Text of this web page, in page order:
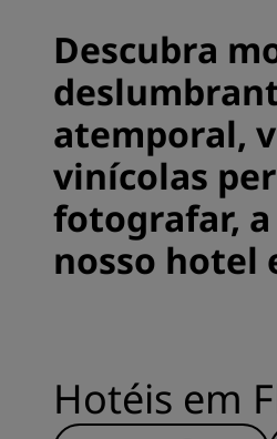
Descubra
atemporal,
vinícolas
fotografar,
nosso hotel
Hotéis em